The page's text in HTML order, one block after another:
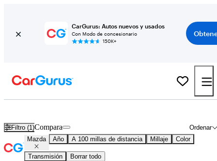
CarGurus: Autos nuevos y usados
Con Modo de concesionario
150K+
Filtro (1) Ordenar
Compara
Mazda Año A 100 millas de distancia Millaje Color
Transmisión Borrar todo